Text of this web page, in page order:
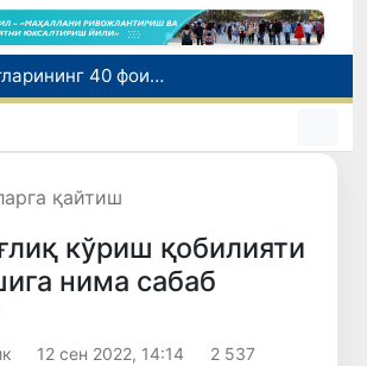
Ўзбекистон!”
Адолат, холислик, ростлик ва ҳалоллик муҳитини яратишга қаратилган янги қонун тафсилоти
қайтиш
кўриш қобилияти
нима сабаб
12 сен 2022, 14:14 2 537